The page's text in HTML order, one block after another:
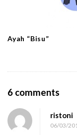
Ayah “Bisu”
6 comments
T
ristoni
06/03/